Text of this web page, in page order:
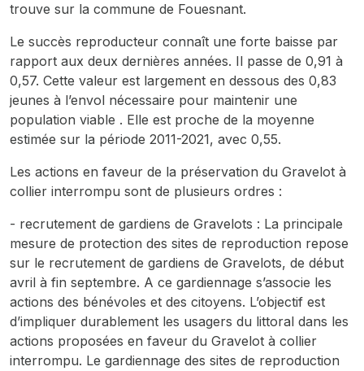
trouve sur la commune de Fouesnant.
Le succès reproducteur connaît une forte baisse par
rapport aux deux dernières années. Il passe de 0,91 à
0,57. Cette valeur est largement en dessous des 0,83
jeunes à l’envol nécessaire pour maintenir une
population viable . Elle est proche de la moyenne
estimée sur la période 2011-2021, avec 0,55.
Les actions en faveur de la préservation du Gravelot à
collier interrompu sont de plusieurs ordres :
- recrutement de gardiens de Gravelots : La principale
mesure de protection des sites de reproduction repose
sur le recrutement de gardiens de Gravelots, de début
avril à fin septembre. A ce gardiennage s’associe les
actions des bénévoles et des citoyens. L’objectif est
d’impliquer durablement les usagers du littoral dans les
actions proposées en faveur du Gravelot à collier
interrompu. Le gardiennage des sites de reproduction